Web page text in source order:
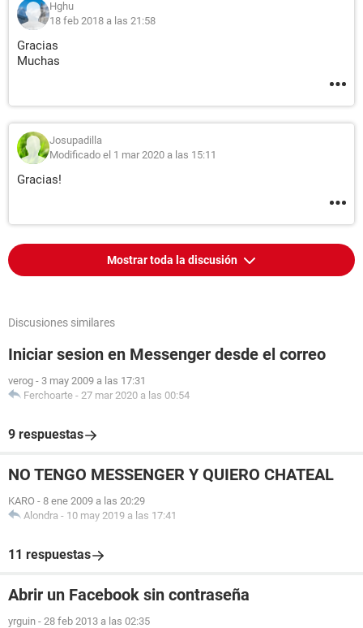
Hghu
18 feb 2018 a las 21:58
Gracias
Muchas
Josupadilla
Modificado el 1 mar 2020 a las 15:11
Gracias!
Mostrar toda la discusión
Discusiones similares
Iniciar sesion en Messenger desde el correo
verog - 3 may 2009 a las 17:31
Ferchoarte - 27 mar 2020 a las 00:54
9 respuestas
NO TENGO MESSENGER Y QUIERO CHATEAL
KARO - 8 ene 2009 a las 20:29
Alondra - 10 may 2019 a las 17:41
11 respuestas
Abrir un Facebook sin contraseña
yrguin - 28 feb 2013 a las 02:35